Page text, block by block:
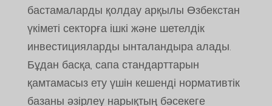
бастамаларды қолдау арқылы Өзбекстан
үкіметі секторға ішкі және шетелдік
инвестицияларды ынталандыра алады.
Бұдан басқа, сапа стандарттарын
қамтамасыз ету үшін кешенді нормативтік
базаны әзірлеу нарықтың бәсекеге